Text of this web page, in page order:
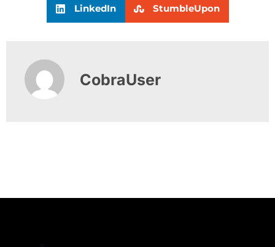
LinkedIn StumbleUpon
CobraUser